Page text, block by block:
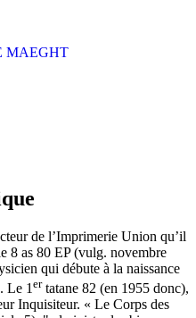
MAEGHT
de l’Imprimerie Union qu’il
8 as 80 EP (vulg. novembre
qui débute à la naissance
Le 1 ertatane 82 (en 1955 donc),
Inquisiteur. « Le Corps des